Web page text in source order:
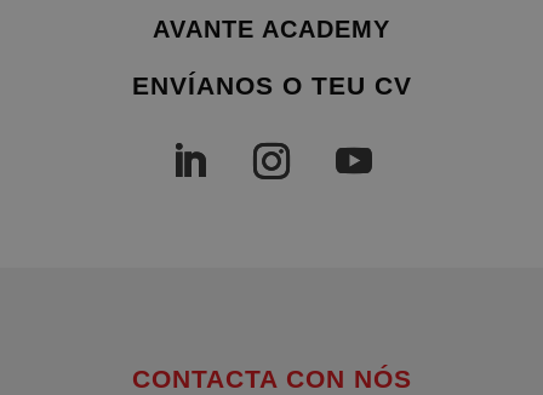
AVANTE ACADEMY
ENVÍANOS O TEU CV
CONTACTA CON NÓS